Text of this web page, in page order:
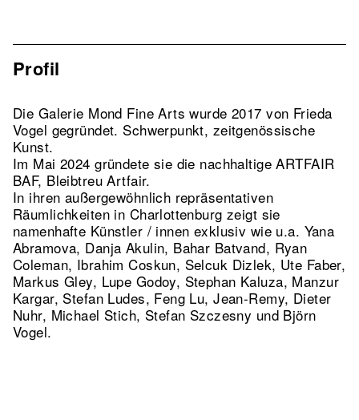
Profil
Die Galerie Mond Fine Arts wurde 2017 von Frieda
Vogel gegründet. Schwerpunkt, zeitgenössische
Kunst.
Im Mai 2024 gründete sie die nachhaltige ARTFAIR
BAF, Bleibtreu Artfair.
In ihren außergewöhnlich repräsentativen
Räumlichkeiten in Charlottenburg zeigt sie
namenhafte Künstler / innen exklusiv wie u.a. Yana
Abramova, Danja Akulin, Bahar Batvand, Ryan
Coleman, Ibrahim Coskun, Selcuk Dizlek, Ute Faber,
Markus Gley, Lupe Godoy, Stephan Kaluza, Manzur
Kargar, Stefan Ludes, Feng Lu, Jean-Remy, Dieter
Nuhr, Michael Stich, Stefan Szczesny und Björn
Vogel.